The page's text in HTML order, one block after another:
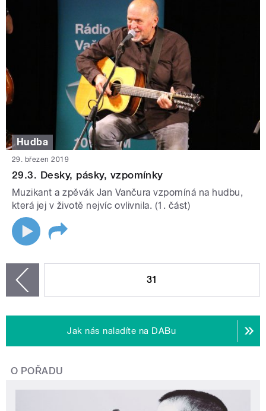
Hudba
29. březen 2019
29.3. Desky, pásky, vzpomínky
Muzikant a zpěvák Jan Vančura vzpomíná na hudbu,
která jej v životě nejvíc ovlivnila. (1. část)
31
Jak nás naladíte na DABu
O POŘADU